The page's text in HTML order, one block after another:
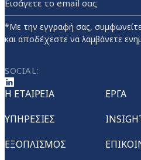
Η ΕΤΑΙΡΕΙΑ
ΕΡΓΑ
ΥΠΗΡΕΣΙΕΣ
ΕΞΟΠΛΙΣΜΟΣ
*Με την εγγραφή σας,
και αποδέχεστε να λαμβάνετε
SOCIAL: